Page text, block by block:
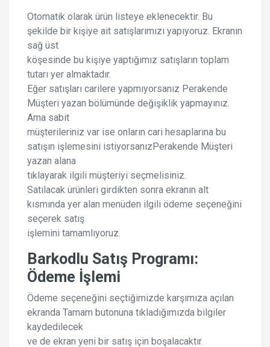
Otomatik olarak ürün listeye eklenecektir. Bu
şekilde bir kişiye ait satışlarımızı yapıyoruz. Ekranın
sağ üst
köşesinde bu kişiye yaptığımız satışların toplam
tutarı yer almaktadır.
Eğer satışları carilere yapmıyorsanız Perakende
Müşteri yazan bölümünde değişiklik yapmayınız.
Ama sabit
müşterileriniz var ise onların cari hesaplarına bu
satışın işlemesini istiyorsanızPerakende Müşteri
yazan alana
tıklayarak ilgili müşteriyi seçmelisiniz.
Satılacak ürünleri girdikten sonra ekranın alt
kısmında yer alan menüden ilgili ödeme seçeneğini
seçerek satış
işlemini tamamlıyoruz.
Barkodlu Satış Programı:
Ödeme İşlemi
Ödeme seçeneğini seçtiğimizde karşımıza açılan
ekranda Tamam butonuna tıkladığımızda bilgiler
kaydedilecek
ve de ekran yeni bir satış için boşalacaktır.